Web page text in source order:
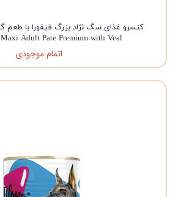
Maxi Adult Pate Premium with Veal وزن 400 گرم
اتمام موجودی